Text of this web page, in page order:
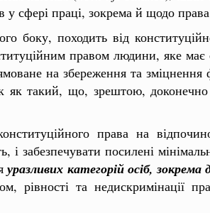
сфері праці, зокрема й щодо
боку, походить від
правом людини, яке має
на збереження та зміцнення
такий, що, зрештою,
права на
забезпечувати посилені
уразливих категорій осіб, зокрема
рівності та недискримінації